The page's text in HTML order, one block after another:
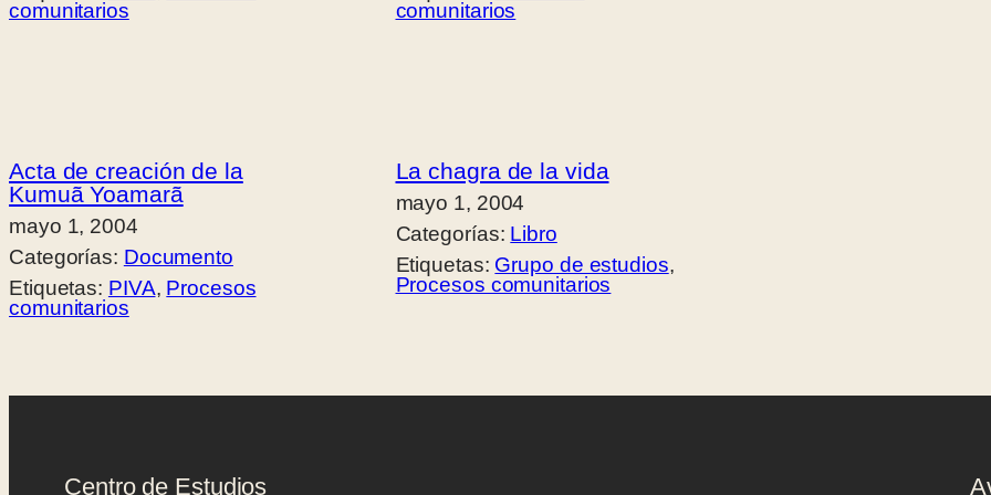
comunitarios
comunitarios
Acta de creación de la
Kumuã Yoamarã
mayo 1, 2004
Categorías: Documento
Etiquetas: PIVA, Procesos
comunitarios
La chagra de la vida
mayo 1, 2004
Categorías: Libro
Etiquetas: Grupo de estudios
Procesos comunitarios
Centro de Estudios